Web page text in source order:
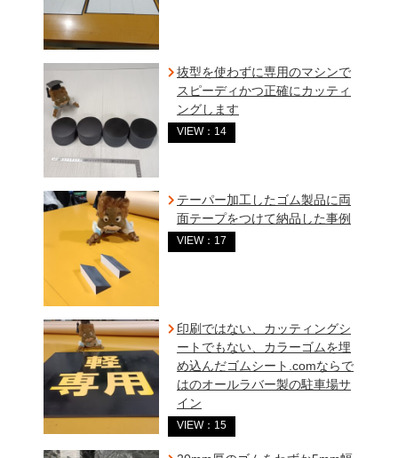
抜型を使わずに専用のマシンで
スピーディかつ正確にカッティ
ングします
VIEW：14
テーパー加工したゴム製品に両
面テープをつけて納品した事例
VIEW：17
印刷ではない、カッティングシ
ートでもない、カラーゴムを埋
め込んだゴムシート.comならで
はのオールラバー製の駐車場サ
イン
VIEW：15